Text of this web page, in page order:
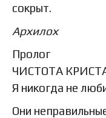
сокрыт.
Архилох
Пролог
ЧИСТОТА
Я никогда не
Они